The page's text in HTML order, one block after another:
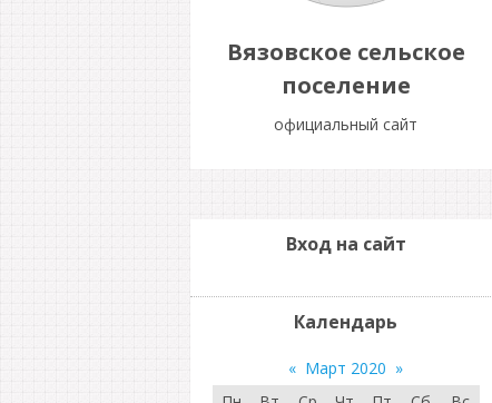
Вязовское сельское
поселение
официальный сайт
Вход на сайт
Календарь
« Март 2020 »